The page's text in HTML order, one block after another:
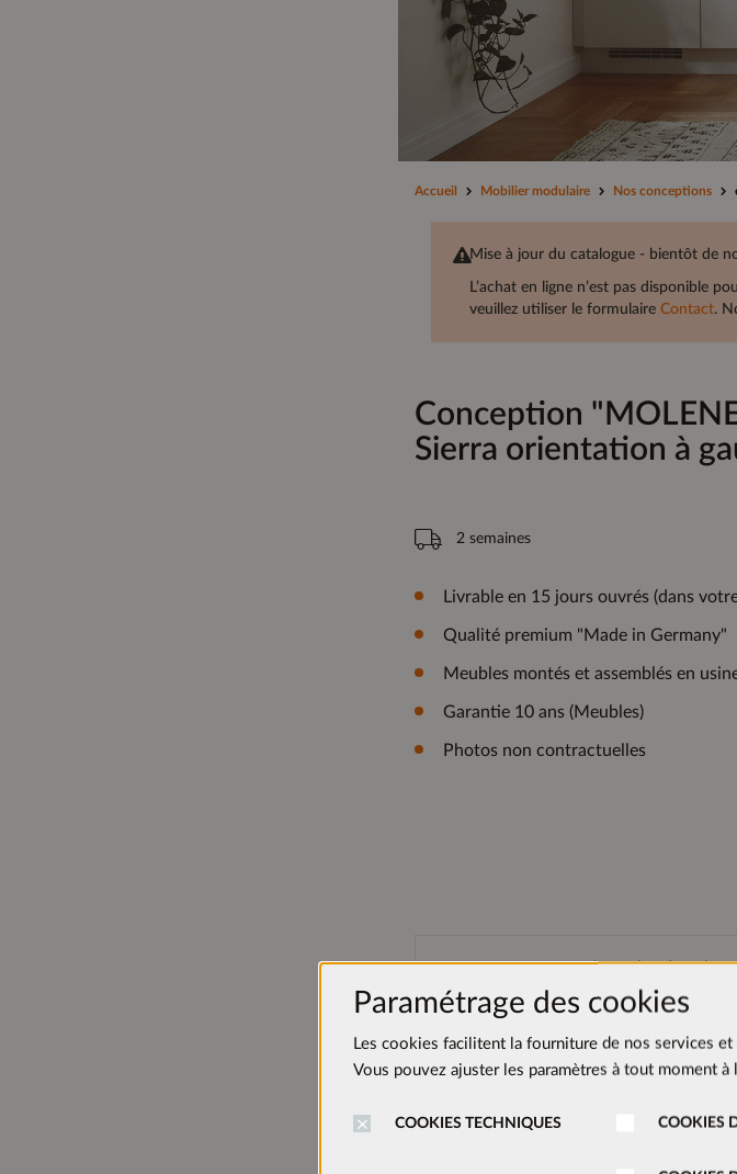
Paramétrage des cookies
Les cookies facilitent la fourniture de nos services
Vous pouvez ajuster les paramètres à tout moment à
COOKIES TECHNIQUES COOKIES
Accueil Mobilier modulaire Nos conceptions
Mise à jour du catalogue - bientôt de
L’achat en ligne n’est pas disponible
veuillez utiliser le formulaire Contact.
Conception
Sierra orientation à
2 semaines
Livrable en 15 jours ouvrés (dans
Qualité premium "Made in Germany"
Meubles montés et assemblés en
Garantie 10 ans (Meubles)
Photos non contractuelles
Couleur du plan de